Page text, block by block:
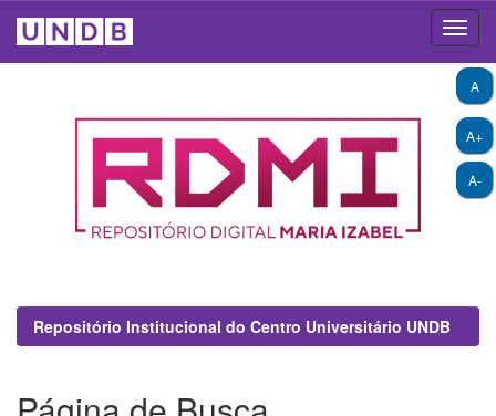
A+
A-
A
Repositório Institucional do Centro Universitário UNDB